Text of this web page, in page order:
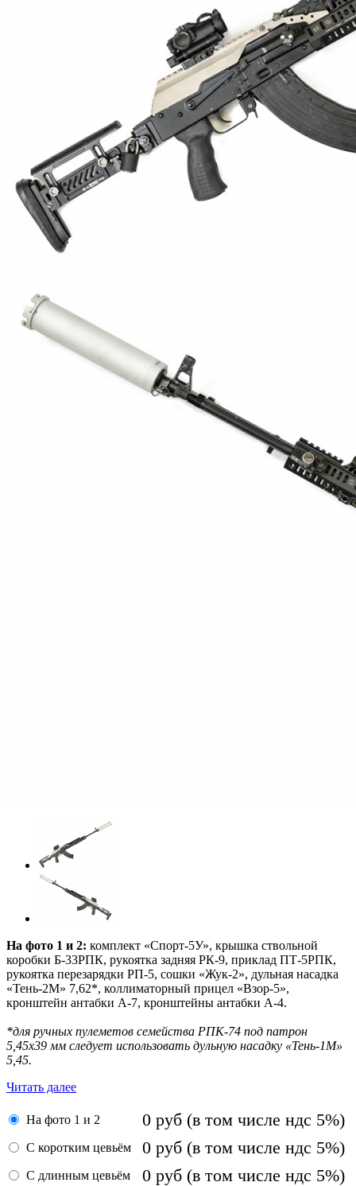
На фото 1 и 2: комплект «Спорт-5У», крышка ствольной
коробки Б-33РПК, рукоятка задняя РК-9, приклад ПТ-5РПК,
рукоятка перезарядки РП-5, сошки «Жук-2», дульная насадка
«Тень-2М» 7,62*, коллиматорный прицел «Взор-5»,
кронштейн антабки А-7, кронштейны антабки А-4.
*для ручных пулеметов семейства РПК-74 под патрон
5,45х39 мм следует использовать дульную насадку «Тень-1М»
5,45.
Читать далее
На фото 1 и 2 0 руб (в том числе ндс 5%)
С коротким цевьём 0 руб (в том числе ндс 5%)
С длинным цевьём 0 руб (в том числе ндс 5%)